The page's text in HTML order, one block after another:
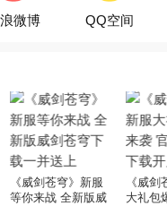
微博 QQ空间
《威剑苍穹》新服
等你来战 全新版威
《威
大礼包